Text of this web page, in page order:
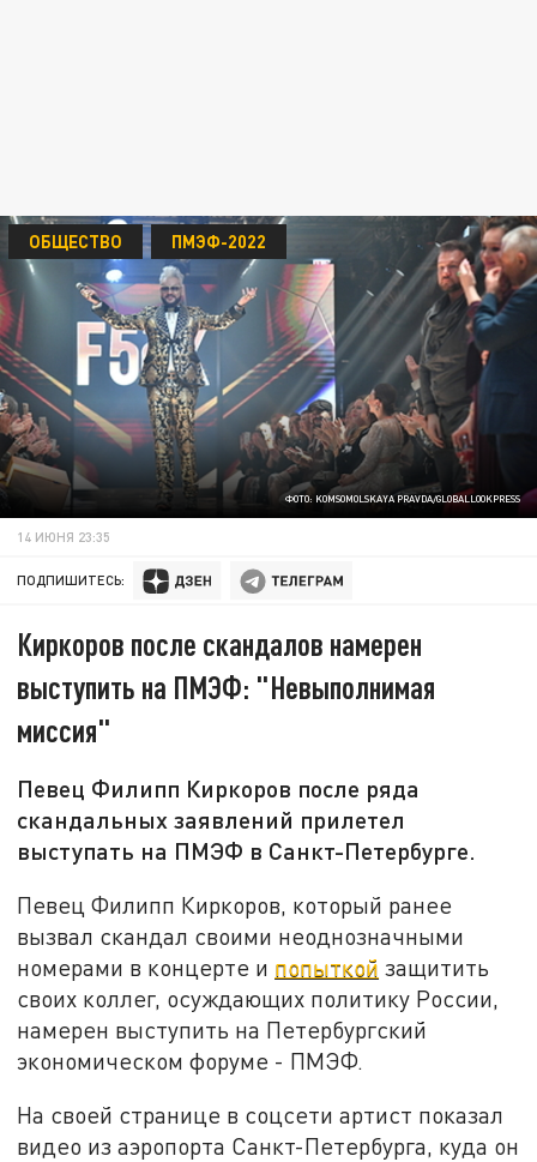
ФОТО: KOMSOMOLSKAYA PRAVDA/GLOBALLOOKPRESS
ОБЩЕСТВО ПМЭФ-2022
14 ИЮНЯ 23:35
ПОДПИШИТЕСЬ:
Киркоров после скандалов намерен
выступить на ПМЭФ: "Невыполнимая
миссия"
Певец Филипп Киркоров после ряда
скандальных заявлений прилетел
выступать на ПМЭФ в Санкт-Петербурге.
Певец Филипп Киркоров, который ранее
вызвал скандал своими неоднозначными
номерами в концерте и попыткой защитить
своих коллег, осуждающих политику России,
намерен выступить на Петербургский
экономическом форуме - ПМЭФ.
На своей странице в соцсети артист показал
видео из аэропорта Санкт-Петербурга, куда он